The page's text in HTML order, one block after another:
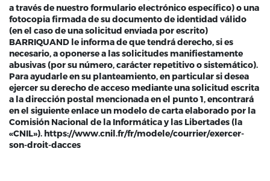
a través de nuestro formulario electrónico específico) o una
fotocopia firmada de su documento de identidad válido
(en el caso de una solicitud enviada por escrito)
BARRIQUAND le informa de que tendrá derecho, si es
necesario, a oponerse a las solicitudes manifiestamente
abusivas (por su número, carácter repetitivo o sistemático).
Para ayudarle en su planteamiento, en particular si desea
ejercer su derecho de acceso mediante una solicitud escrita
a la dirección postal mencionada en el punto 1, encontrará
en el siguiente enlace un modelo de carta elaborado por la
Comisión Nacional de la Informática y las Libertades (la
«CNIL»). https://www.cnil.fr/fr/modele/courrier/exercer-
son-droit-dacces